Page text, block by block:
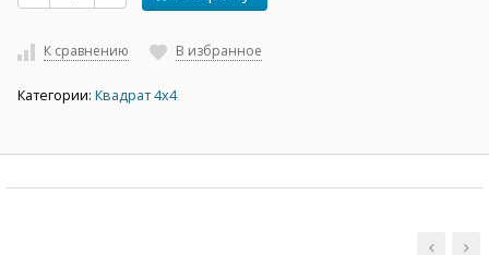
К сравнению В избранное
Категории: Квадрат 4х4